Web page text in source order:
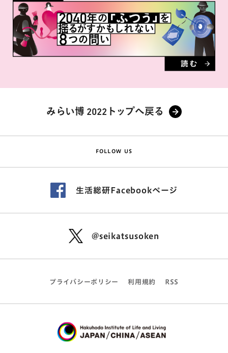
みらい博 2022トップへ戻る
FOLLOW US
生活総研Facebookページ
@seikatsusoken
プライバシーポリシー 利用規約 RSS